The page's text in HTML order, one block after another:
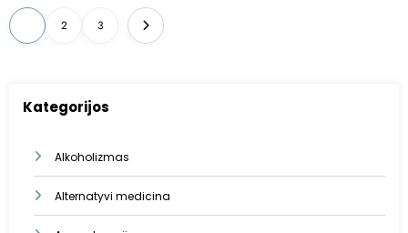
Įrašų
puslapiavimas
2 3
Kategorijos
Alkoholizmas
Alternatyvi medicina